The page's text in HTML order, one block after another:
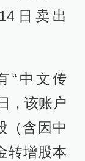
日卖出
“中文传
，该账户
（含因中
转增股本